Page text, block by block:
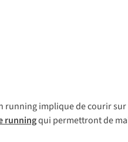
implique de courir
runningqui permettront de